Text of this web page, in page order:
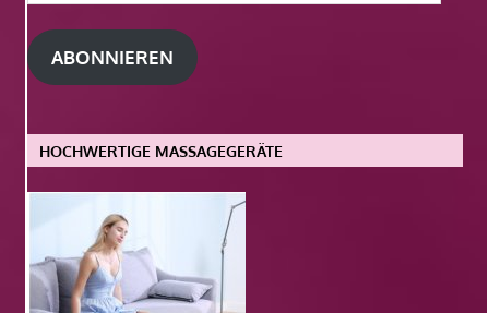
Mail-
Adresse
ABONNIEREN
HOCHWERTIGE MASSAGEGERÄTE